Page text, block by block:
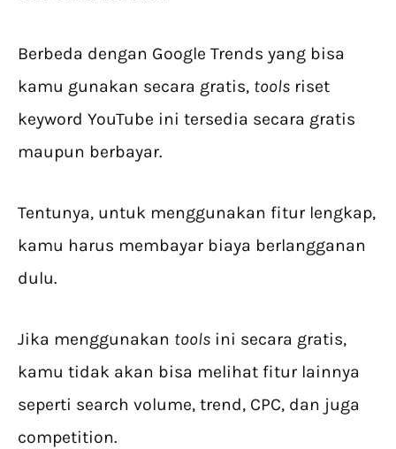
Berbeda dengan Google Trends yang bisa
kamu gunakan secara gratis, tools riset
keyword YouTube ini tersedia secara gratis
maupun berbayar.
Tentunya, untuk menggunakan fitur lengkap,
kamu harus membayar biaya berlangganan
dulu.
Jika menggunakan tools ini secara gratis,
kamu tidak akan bisa melihat fitur lainnya
seperti search volume, trend, CPC, dan juga
competition.